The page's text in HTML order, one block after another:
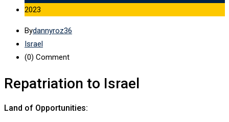
2023
Bydannyroz36
Israel
(0) Comment
Repatriation to Israel
Land of Opportunities: